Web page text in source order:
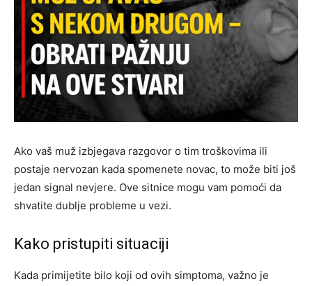
Ako vaš muž izbjegava razgovor o tim troškovima ili
postaje nervozan kada spomenete novac, to može biti još
jedan signal nevjere. Ove sitnice mogu vam pomoći da
shvatite dublje probleme u vezi.
Kako pristupiti situaciji
Kada primijetite bilo koji od ovih simptoma, važno je